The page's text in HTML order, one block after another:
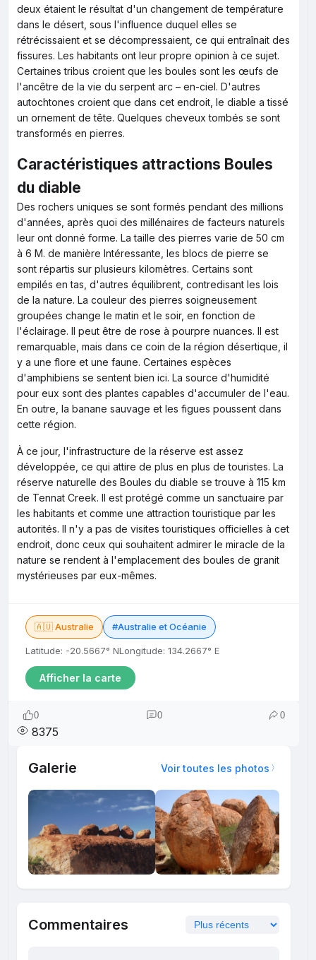
deux étaient le résultat d'un changement de température
dans le désert, sous l'influence duquel elles se
rétrécissaient et se décompressaient, ce qui entraînait des
fissures. Les habitants ont leur propre opinion à ce sujet.
Certaines tribus croient que les boules sont les œufs de
l'ancêtre de la vie du serpent arc – en-ciel. D'autres
autochtones croient que dans cet endroit, le diable a tissé
un ornement de tête. Quelques cheveux tombés se sont
transformés en pierres.
Caractéristiques attractions Boules
du diable
Des rochers uniques se sont formés pendant des millions
d'années, après quoi des millénaires de facteurs naturels
leur ont donné forme. La taille des pierres varie de 50 cm
à 6 M. de manière Intéressante, les blocs de pierre se
sont répartis sur plusieurs kilomètres. Certains sont
empilés en tas, d'autres équilibrent, contredisant les lois
de la nature. La couleur des pierres soigneusement
groupées change le matin et le soir, en fonction de
l'éclairage. Il peut être de rose à pourpre nuances. Il est
remarquable, mais dans ce coin de la région désertique, il
y a une flore et une faune. Certaines espèces
d'amphibiens se sentent bien ici. La source d'humidité
pour eux sont des plantes capables d'accumuler de l'eau.
En outre, la banane sauvage et les figues poussent dans
cette région.
À ce jour, l'infrastructure de la réserve est assez
développée, ce qui attire de plus en plus de touristes. La
réserve naturelle des Boules du diable se trouve à 115 km
de Tennat Creek. Il est protégé comme un sanctuaire par
les habitants et comme une attraction touristique par les
autorités. Il n'y a pas de visites touristiques officielles à cet
endroit, donc ceux qui souhaitent admirer le miracle de la
nature se rendent à l'emplacement des boules de granit
mystérieuses par eux-mêmes.
🇦🇺 Australie #Australie et Océanie
Latitude: -20.5667° NLongitude: 134.2667° E
Afficher la carte
0 0 0
8375
Galerie Voir toutes les photos
Commentaires